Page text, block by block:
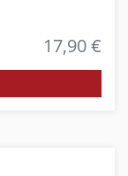
17,90 €